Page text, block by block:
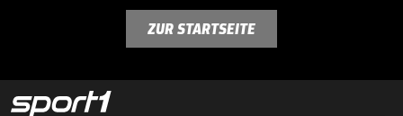
ZUR STARTSEITE